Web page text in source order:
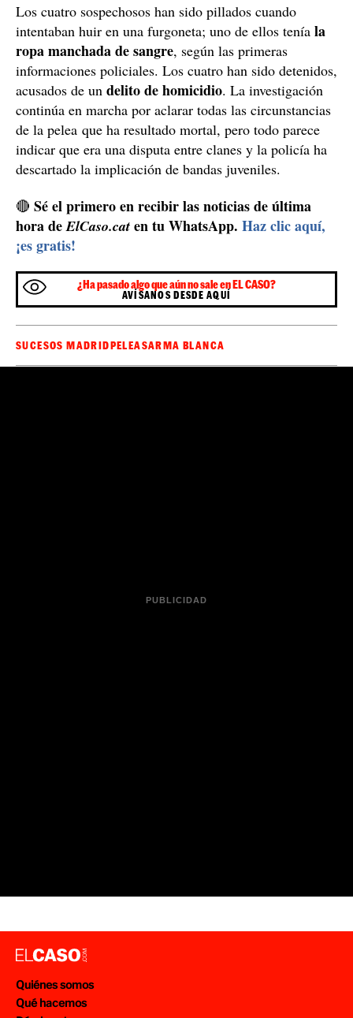
Los cuatro sospechosos han sido pillados cuando
intentaban huir en una furgoneta; uno de ellos tenía la
ropa manchada de sangre, según las primeras
informaciones policiales. Los cuatro han sido detenidos,
acusados de un delito de homicidio. La investigación
continúa en marcha por aclarar todas las circunstancias
de la pelea que ha resultado mortal, pero todo parece
indicar que era una disputa entre clanes y la policía ha
descartado la implicación de bandas juveniles.
🔴 Sé el primero en recibir las noticias de última
hora deElCaso.cat en tu WhatsApp. Haz clic aquí,
¡es gratis!
¿Ha pasado algo que aún no sale en EL CASO?
AVÍSANOS DESDE AQUÍ
SUCESOS MADRIDPELEASARMA BLANCA
Quiénes somos
Qué hacemos